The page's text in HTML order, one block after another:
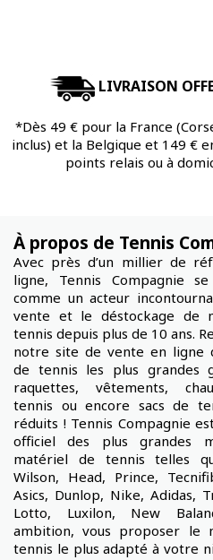
LIVRAISON
*Dès 49 € pour la France
inclus) et la Belgique et 149 €
points relais ou à
À propos de Tennis
Avec près d’un millier de
ligne, Tennis Compagnie
comme un acteur
vente et le déstockage de
tennis depuis plus de 10 ans.
notre site de vente en ligne
de tennis les plus grandes
raquettes, vêtements,
tennis ou encore sacs de
réduits ! Tennis Compagnie
officiel des plus grandes
matériel de tennis telles
Wilson, Head, Prince,
Asics, Dunlop, Nike, Adidas,
Lotto, Luxilon, New
ambition, vous proposer le
tennis le plus adapté à votre